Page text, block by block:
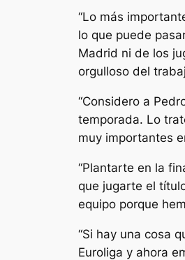
“Lo más
lo que puede
Madrid ni de los
orgulloso del
“Considero a
temporada. Lo
muy importantes
“Plantarte en la
que jugarte el
equipo porque
“Si hay una cosa
Euroliga y ahora